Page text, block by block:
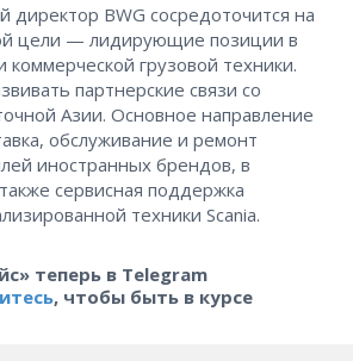
директор BWG сосредоточится на
цели — лидирующие позиции в
грузовой техники.
партнерские связи со
Азии. Основное направление
обслуживание и ремонт
иностранных брендов, в
сервисная поддержка
техники Scania.
теперь в Telegram
, чтобы быть в курсе